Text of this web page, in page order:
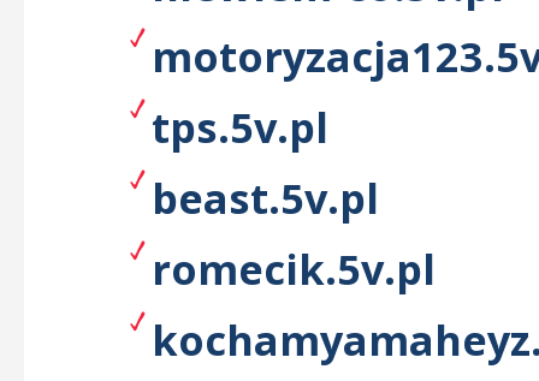
tps.5v.pl
beast.5v.pl
romecik.5v.pl